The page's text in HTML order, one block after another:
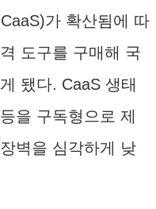
가 확산됨에 따
도구를 구매해 국
됐다. CaaS 생태
을 구독형으로 제
벽을 심각하게 낮